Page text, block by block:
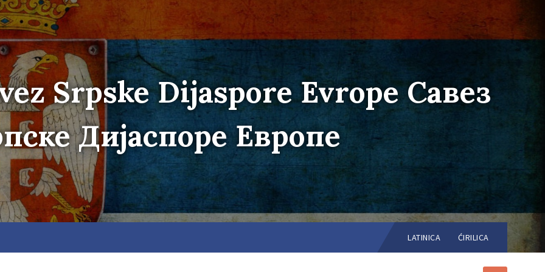
Srpske Dijaspore Evrope Савез
Дијаспоре Европе
Choose
language:
LATINICA ĆIRILICA